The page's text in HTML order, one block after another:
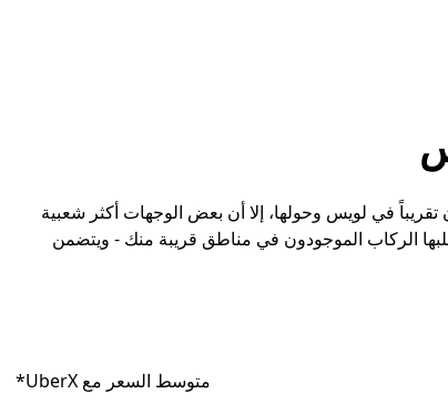
في لويس وحولها، إلا أن بعض الوجهات أكثر شعبية
الركاب الموجودون في مناطق قريبة منك - ويتضمن
متوسط السعر مع UberX*